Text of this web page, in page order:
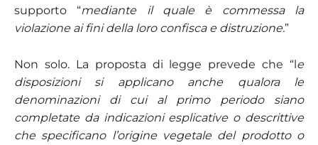
supporto “mediante il quale è commessa la
violazione ai fini della loro confisca e distruzione.”
Non solo. La proposta di legge prevede che “le
disposizioni si applicano anche qualora le
denominazioni di cui al primo periodo siano
completate da indicazioni esplicative o descrittive
che specificano l’origine vegetale del prodotto o